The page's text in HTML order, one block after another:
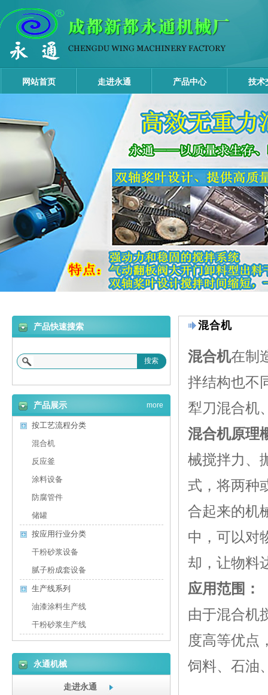
网站首页 走进永通 产品中心 技术
混合机
混合机在制
拌结构也不
犁刀混合机
混合机原理
械搅拌力、
式 ，将两
合起来的机
中，可以对
却，让物料
应用范围：
由于混合机
度高等优点
饲料、石油
产品快速搜索
搜索
产品展示
按工艺流程分类
混合机
反应釜
涂料设备
防腐管件
储罐
按应用行业分类
干粉砂浆设备
腻子粉成套设备
生产线系列
油漆涂料生产线
干粉砂浆生产线
more
永通机械
走进永通